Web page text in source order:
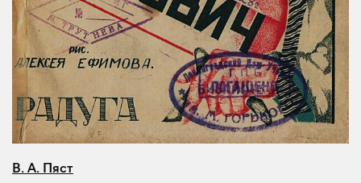
В. А. Пяст